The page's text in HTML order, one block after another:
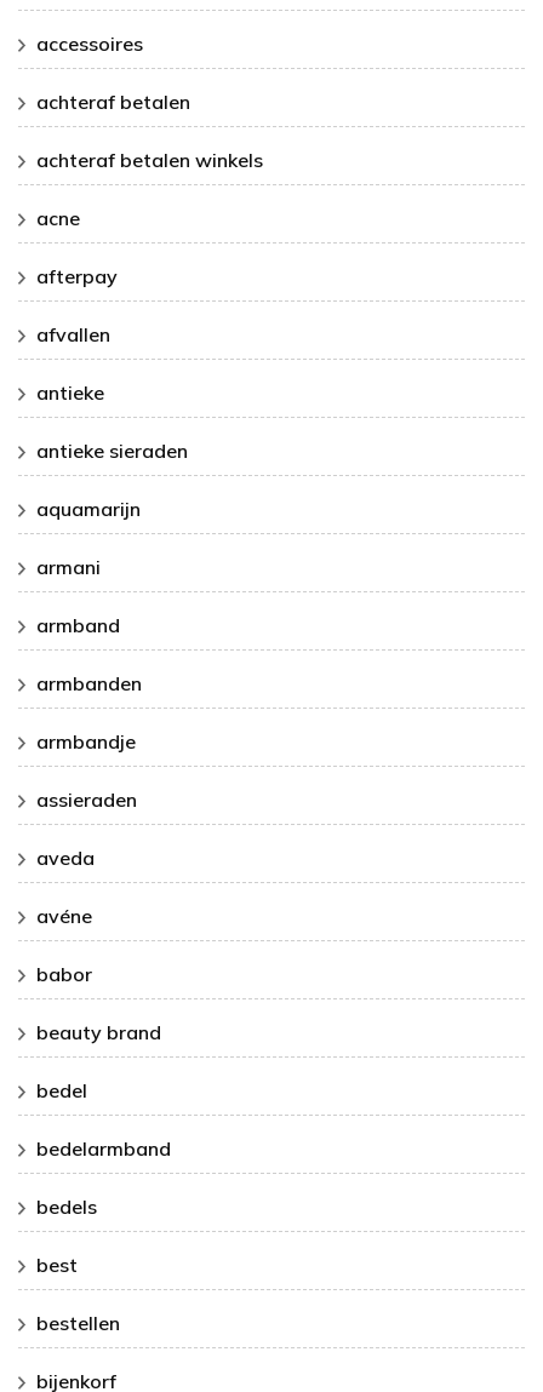
accessoires
achteraf betalen
achteraf betalen winkels
acne
afterpay
afvallen
antieke
antieke sieraden
aquamarijn
armani
armband
armbanden
armbandje
assieraden
aveda
avéne
babor
beauty brand
bedel
bedelarmband
bedels
best
bestellen
bijenkorf